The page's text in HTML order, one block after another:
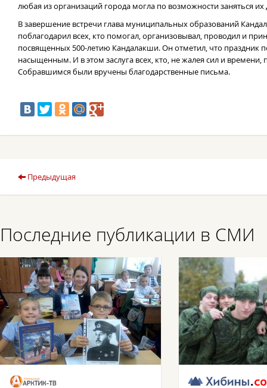
любая из организаций города могла по возможности заняться
В завершение встречи глава муниципальных образований
поблагодарил всех, кто помогал, организовывал, проводил и
посвященных 500-летию Кандалакши. Он отметил, что
насыщенным. И в этом заслуга всех, кто, не жалея сил и
Собравшимся были вручены благодарственные письма.
Предыдущая
Последние публикации в СМИ